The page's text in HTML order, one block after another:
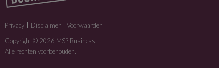
Privacy Disclaimer
Voorwaarden
Copyright © 2026 MSP Business.
Alle rechten voorbehouden.